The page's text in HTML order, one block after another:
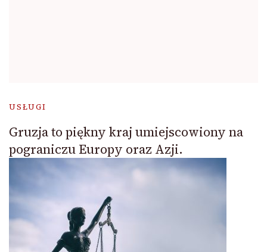
USŁUGI
Gruzja to piękny kraj umiejscowiony na
pograniczu Europy oraz Azji.